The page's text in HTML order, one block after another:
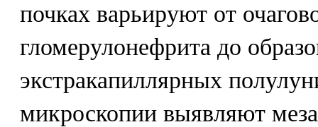
почках варьируют от
гломерулонефрита до
экстракапиллярных
микроскопии выявляют